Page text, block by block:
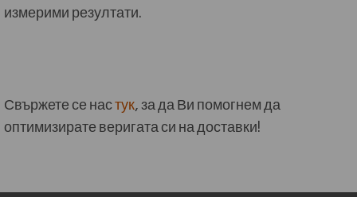
измерими резултати.
Свържете се настук, за да Ви помогнем да
оптимизирате веригата си на доставки!